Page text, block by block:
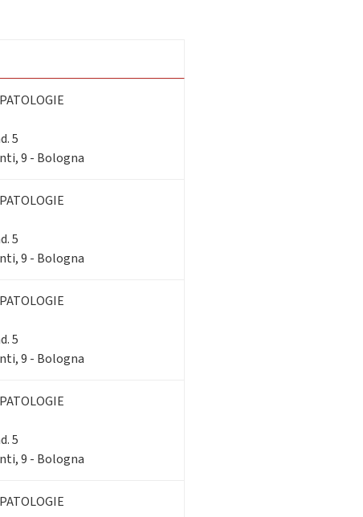
5
9 - Bologna
5
9 - Bologna
5
9 - Bologna
5
9 - Bologna